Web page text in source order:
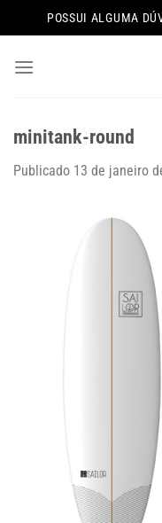
to
POSSUI ALGUMA
minitank-round
Publicado 13 de janeiro